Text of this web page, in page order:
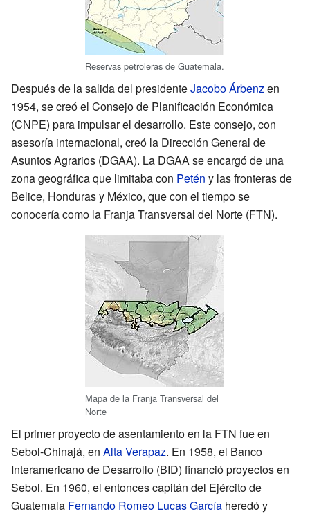
Reservas petroleras de Guatemala.
Después de la salida del presidenteJacobo Árbenz en
1954, se creó el Consejo de Planificación Económica
(CNPE) para impulsar el desarrollo. Este consejo, con
asesoría internacional, creó la Dirección General de
Asuntos Agrarios (DGAA). La DGAA se encargó de una
zona geográfica que limitaba con Petén y las fronteras de
Belice, Honduras y México, que con el tiempo se
conocería como la Franja Transversal del Norte (FTN).
Mapa de la Franja Transversal del
Norte
El primer proyecto de asentamiento en la FTN fue en
Sebol-Chinajá, en Alta Verapaz. En 1958, el Banco
Interamericano de Desarrollo (BID) financió proyectos en
Sebol. En 1960, el entonces capitán del Ejército de
Guatemala Fernando Romeo Lucas García heredó y